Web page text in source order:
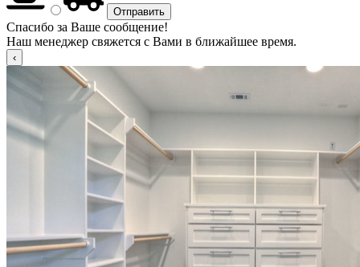
Спасибо за Ваше сообщение!
Наш менеджер свяжется с Вами в ближайшее время.